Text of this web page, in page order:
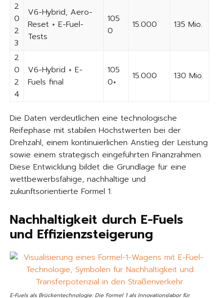
2
0
2
3
V6-Hybrid, Aero-
Reset + E-Fuel-
Tests
105
0
15.000 135 Mio.
2
0
2
4
V6-Hybrid + E-
Fuels final
105
0+
15.000 130 Mio.
Die Daten verdeutlichen eine technologische
Reifephase mit stabilen Höchstwerten bei der
Drehzahl, einem kontinuierlichen Anstieg der Leistung
sowie einem strategisch eingeführten Finanzrahmen.
Diese Entwicklung bildet die Grundlage für eine
wettbewerbsfähige, nachhaltige und
zukunftsorientierte Formel 1.
Nachhaltigkeit durch E-Fuels
und Effizienzsteigerung
E-Fuels als Brückentechnologie: Die Formel 1 als Innovationslabor für